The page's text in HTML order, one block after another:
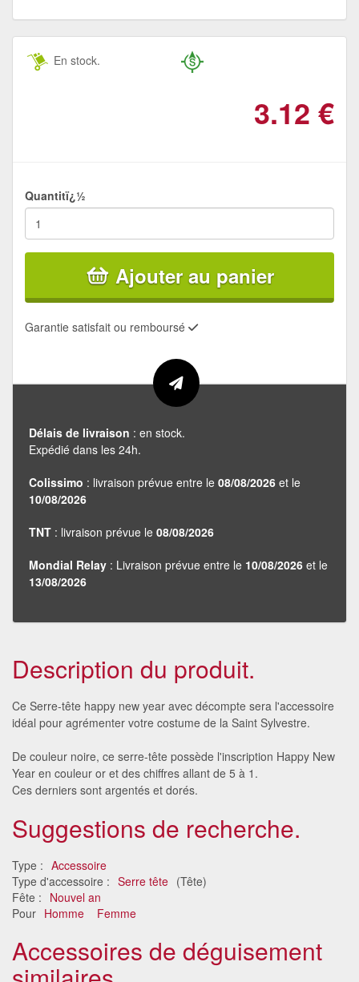
En stock.
3.12 €
Quantitï¿½
Ajouter au panier
Garantie satisfait ou remboursé
Délais de livraison : en stock.
Expédié dans les 24h.
Colissimo : livraison prévue entre le 08/08/2026 et le
10/08/2026
TNT : livraison prévue le 08/08/2026
Mondial Relay : Livraison prévue entre le 10/08/2026 et le
13/08/2026
Description du produit.
Ce Serre-tête happy new year avec décompte sera l'accessoire
idéal pour agrémenter votre costume de la Saint Sylvestre.
De couleur noire, ce serre-tête possède l'inscription Happy New
Year en couleur or et des chiffres allant de 5 à 1.
Ces derniers sont argentés et dorés.
Suggestions de recherche.
Type : Accessoire
Type d'accessoire : Serre tête (Tête)
Fête : Nouvel an
Pour Homme Femme
Accessoires de déguisement